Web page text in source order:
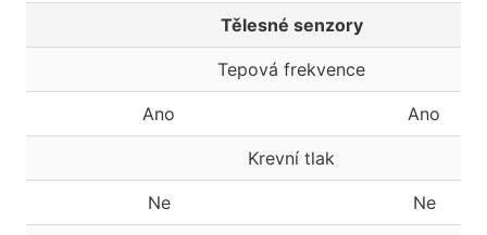
Tělesné senzory
Tepová frekvence
Ano Ano
Krevní tlak
Ne Ne